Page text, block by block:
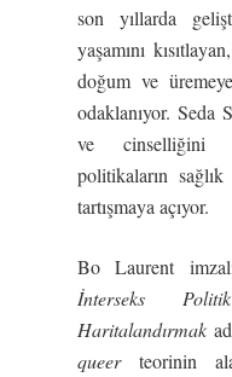
son yıllarda
yaşamını
doğum ve
odaklanıyor. Seda
ve cinselliğini
politikaların sağlık
tartışmaya açıyor.
Bo Laurent
İnterseks
Haritalandırmak
queerteorinin